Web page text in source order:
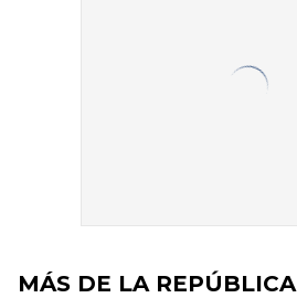
MÁS DE LA REPÚBLICA